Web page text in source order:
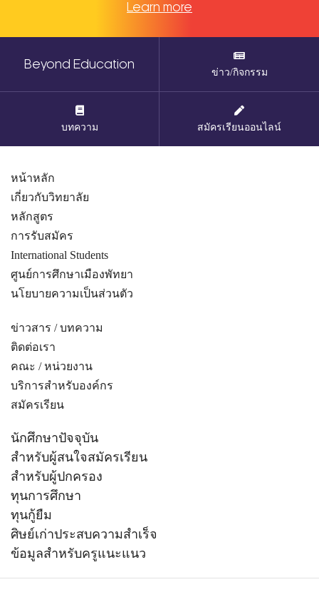
Learn more
Beyond Education
ข่าว/กิจกรรม
บทความ สมัครเรียนออนไลน์
หน้าหลัก
เกี่ยวกับวิทยาลัย
หลักสูตร
การรับสมัคร
International Students
ศูนย์การศึกษาเมืองพัทยา
นโยบายความเป็นส่วนตัว
ข่าวสาร / บทความ
ติดต่อเรา
คณะ / หน่วยงาน
บริการสำหรับองค์กร
สมัครเรียน
นักศึกษาปัจจุบัน
สำหรับผู้สนใจสมัครเรียน
สำหรับผู้ปกครอง
ทุนการศึกษา
ทุนกู้ยืม
ศิษย์เก่าประสบความสำเร็จ
ข้อมูลสำหรับครูแนะแนว